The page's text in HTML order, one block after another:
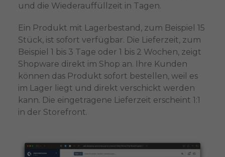
und die Wiederauffüllzeit in Tagen.
Ein Produkt mit Lagerbestand, zum Beispiel 15
Stück, ist sofort verfügbar. Die Lieferzeit, zum
Beispiel 1 bis 3 Tage oder 1 bis 2 Wochen, zeigt
Shopware direkt im Shop an. Ihre Kunden
können das Produkt sofort bestellen, weil es
im Lager liegt und direkt verschickt werden
kann. Die eingetragene Lieferzeit erscheint 1:1
in der Storefront.